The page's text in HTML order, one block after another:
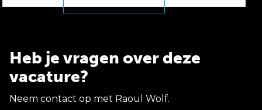
Heb je vragen over deze
vacature?
Neem contact op met Raoul Wolf.